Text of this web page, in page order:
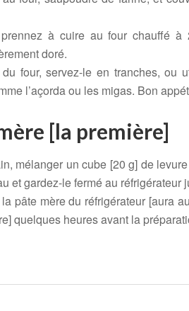
à cuire au four chauffé à
doré.
four, servez-le en tranches, ou
l’açorda ou les migas. Bon
[la première]
mélanger un cube [20 g] de
et gardez-le fermé au réfrigérateur
pâte mère du réfrigérateur [aura
quelques heures avant la